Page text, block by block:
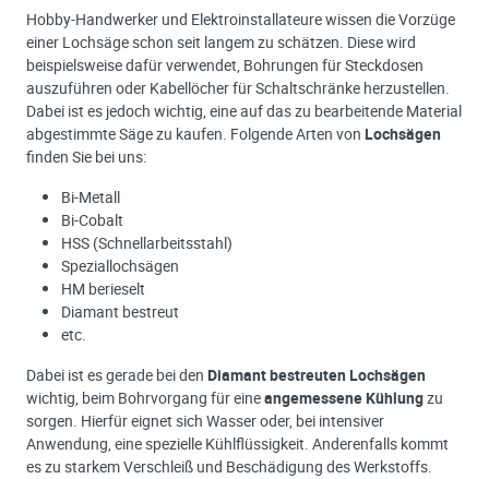
Hobby-Handwerker und Elektroinstallateure wissen die Vorzüge
einer Lochsäge schon seit langem zu schätzen. Diese wird
beispielsweise dafür verwendet, Bohrungen für Steckdosen
auszuführen oder Kabellöcher für Schaltschränke herzustellen.
Dabei ist es jedoch wichtig, eine auf das zu bearbeitende Material
abgestimmte Säge zu kaufen. Folgende Arten von Lochsägen
finden Sie bei uns:
Bi-Metall
Bi-Cobalt
HSS (Schnellarbeitsstahl)
Speziallochsägen
HM berieselt
Diamant bestreut
etc.
Dabei ist es gerade bei den Diamant bestreuten Lochsägen
wichtig, beim Bohrvorgang für eineangemessene Kühlungzu
sorgen. Hierfür eignet sich Wasser oder, bei intensiver
Anwendung, eine spezielle Kühlflüssigkeit. Anderenfalls kommt
es zu starkem Verschleiß und Beschädigung des Werkstoffs.